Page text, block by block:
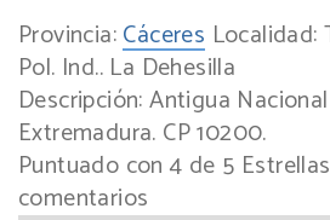
Provincia:Cáceres Localidad:
Pol. Ind.. La Dehesilla
Descripción:Antigua
Extremadura. CP 10200.
Puntuado con4 de 5
comentarios